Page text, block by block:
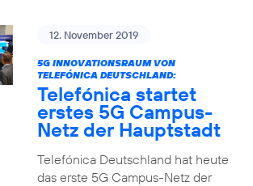
12. November 2019
5G INNOVATIONSRAUM VON
TELEFÓNICA DEUTSCHLAND:
Telefónica startet
erstes 5G Campus-
Netz der Hauptstadt
Telefónica Deutschland hat heute
das erste 5G Campus-Netz der